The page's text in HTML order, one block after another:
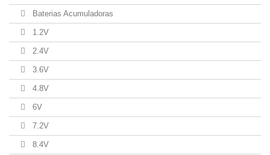
Baterias Acumuladoras
1.2V
2.4V
3.6V
4.8V
6V
7.2V
8.4V